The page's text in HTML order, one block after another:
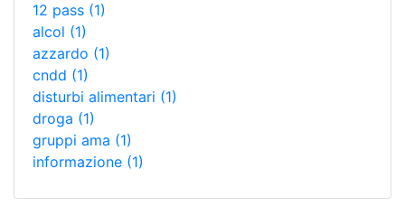
12 pass (1)
alcol (1)
azzardo (1)
cndd (1)
disturbi alimentari (1)
droga (1)
gruppi ama (1)
informazione (1)